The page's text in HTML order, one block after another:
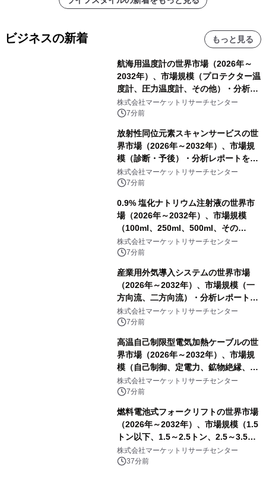
ビジネスの新着 もっと見る
航海用温度計の世界市場（2026年～
2032年）、市場規模（プロテクター温
度計、圧力温度計、その他）・分析レ
ポートを発表
株式会社マーケットリサーチセンター
7分前
放射性同位元素スキャンサービスの世
界市場（2026年～2032年）、市場規
模（診断・予後）・分析レポートを発
表
株式会社マーケットリサーチセンター
7分前
0.9% 塩化ナトリウム注射液の世界市
場（2026年～2032年）、市場規模
（100ml、250ml、500ml、その
他）・分析レポートを発表
株式会社マーケットリサーチセンター
7分前
産業用外気導入システムの世界市場
（2026年～2032年）、市場規模（一
方向流、二方向流）・分析レポートを
発表
株式会社マーケットリサーチセンター
7分前
高温自己制限型電気加熱ケーブルの世
界市場（2026年～2032年）、市場規
模（自己制御、定電力、鉱物絶縁、表
皮効果）・分析レポートを発表
株式会社マーケットリサーチセンター
7分前
燃料電池式フォークリフトの世界市場
（2026年～2032年）、市場規模（1.5
トン以下、1.5～2.5トン、2.5～3.5ト
ン、3.5～5.0トン、その他）・分析レ
ポートを発表
株式会社マーケットリサーチセンター
37分前